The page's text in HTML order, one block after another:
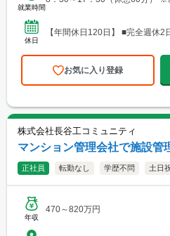
就業時間
休日
【年間休日120日】 ■完全週休2
お気に入り登録
株式会社長谷工コミュニティ
マンション管理会社で施設管
正社員 転勤なし 学歴不問 土日
年収
470～820万円